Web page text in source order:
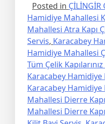
Posted in ÇİLİNGİR
Hamidiye Mahallesi
Mahallesi Atra Kapı
Servis, Karacabey
Hamidiye Mahallesi
Tüm Çelik
Karacabey
Karacabey Hamidiye
Mahallesi Dierre
Mahallesi Dierre